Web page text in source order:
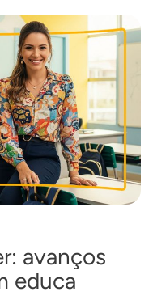
avanços
educa